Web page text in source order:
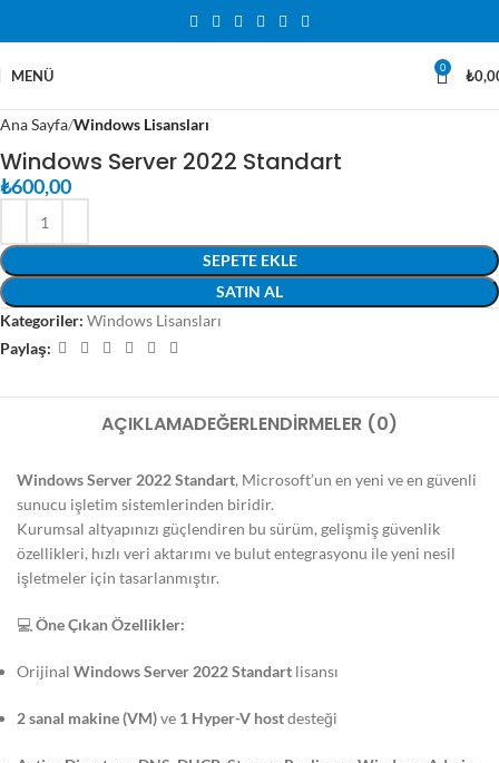
MENÜ 0 ₺
Ana Sayfa Windows Lisansları
Windows Server 2022 Standart
₺600,00
SEPETE EKLE
SATIN AL
Kategoriler: Windows Lisansları
Paylaş:
AÇIKLAMADEĞERLENDIRMELER (0)
Windows Server 2022 Standart, Microsoft’un en yeni ve en güvenli
sunucu işletim sistemlerinden biridir.
Kurumsal altyapınızı güçlendiren bu sürüm, gelişmiş güvenlik
özellikleri, hızlı veri aktarımı ve bulut entegrasyonu ile yeni nesil
işletmeler için tasarlanmıştır.
💻 Öne Çıkan Özellikler:
Orijinal Windows Server 2022 Standart lisansı
2 sanal makine (VM)ve 1 Hyper-V hostdesteği